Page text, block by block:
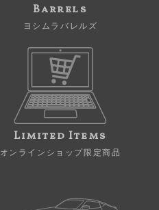
Barrels
ヨシムラバレルズ
Limited Items
オンラインショップ限定商品